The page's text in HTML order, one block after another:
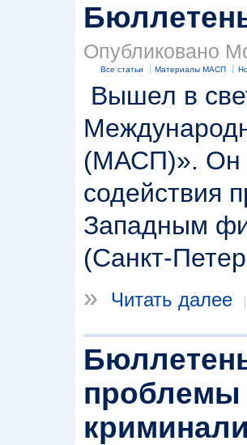
Опубликовано
Все статьи Материалы МАСП
Вышел в
(МАСП)». Он
содействия
Западным
(Санкт-
»
Читать далее
проблемы